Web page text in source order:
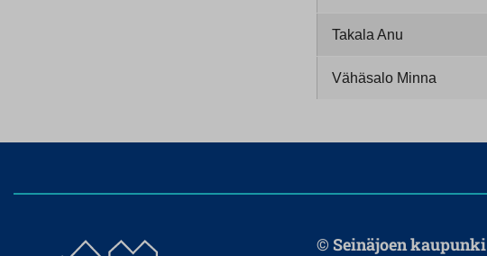
Takala Anu
Vähäsalo Minna
© Seinäjoen kaupunki